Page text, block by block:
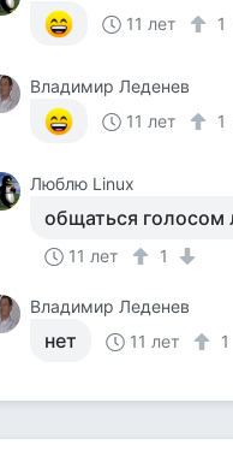
11 лет
1
Владимир Леденев
11 лет
1
Люблю Linux
общаться голосом
11 лет 1
Владимир Леденев
нет 11 лет 1